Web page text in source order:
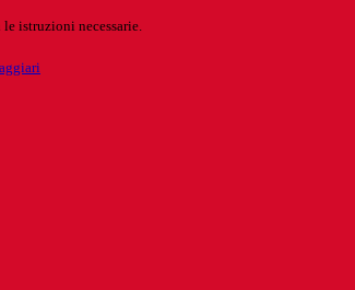
istruzioni necessarie.